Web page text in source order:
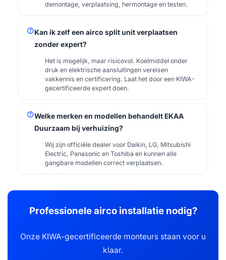
demontage, verplaatsing, hermontage en testen.
helpKan ik zelf een airco split unit verplaatsen
zonder expert?
Het is mogelijk, maar risicovol. Koelmiddel onder
druk en elektrische aansluitingen vereisen
vakkennis en certificering. Laat het door een KIWA-
gecertificeerde expert doen.
helpWelke merken en modellen behandelt EKAA
Duurzaam bij verhuizing?
Wij zijn officiële dealer voor Daikin, LG, Mitsubishi
Electric, Panasonic en Toshiba en kunnen alle
gangbare modellen correct verplaatsen.
Professionele airco installatie nodig?
Onze KIWA-gecertificeerde monteurs staan voor u
klaar.